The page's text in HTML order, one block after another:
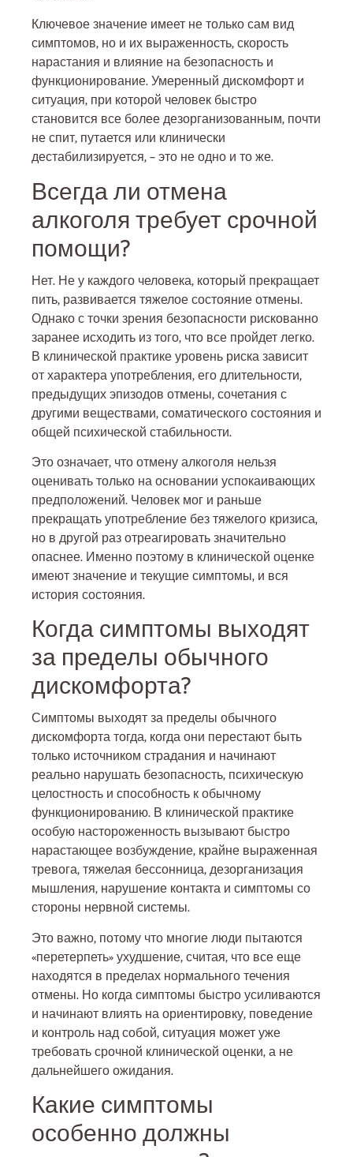
Ключевое значение имеет не только сам вид
симптомов, но и их выраженность, скорость
нарастания и влияние на безопасность и
функционирование. Умеренный дискомфорт и
ситуация, при которой человек быстро
становится все более дезорганизованным, почти
не спит, путается или клинически
дестабилизируется, – это не одно и то же.
Всегда ли отмена
алкоголя требует срочной
помощи?
Нет. Не у каждого человека, который прекращает
пить, развивается тяжелое состояние отмены.
Однако с точки зрения безопасности рискованно
заранее исходить из того, что все пройдет легко.
В клинической практике уровень риска зависит
от характера употребления, его длительности,
предыдущих эпизодов отмены, сочетания с
другими веществами, соматического состояния и
общей психической стабильности.
Это означает, что отмену алкоголя нельзя
оценивать только на основании успокаивающих
предположений. Человек мог и раньше
прекращать употребление без тяжелого кризиса,
но в другой раз отреагировать значительно
опаснее. Именно поэтому в клинической оценке
имеют значение и текущие симптомы, и вся
история состояния.
Когда симптомы выходят
за пределы обычного
дискомфорта?
Симптомы выходят за пределы обычного
дискомфорта тогда, когда они перестают быть
только источником страдания и начинают
реально нарушать безопасность, психическую
целостность и способность к обычному
функционированию. В клинической практике
особую настороженность вызывают быстро
нарастающее возбуждение, крайне выраженная
тревога, тяжелая бессонница, дезорганизация
мышления, нарушение контакта и симптомы со
стороны нервной системы.
Это важно, потому что многие люди пытаются
«перетерпеть» ухудшение, считая, что все еще
находятся в пределах нормального течения
отмены. Но когда симптомы быстро усиливаются
и начинают влиять на ориентировку, поведение
и контроль над собой, ситуация может уже
требовать срочной клинической оценки, а не
дальнейшего ожидания.
Какие симптомы
особенно должны